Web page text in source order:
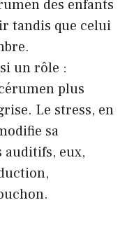
des enfants
tandis que celui
un rôle :
plus
Le stress, en
sa
auditifs, eux,